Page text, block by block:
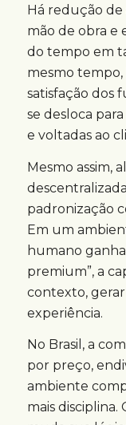
Há redução de
mão de obra e
do tempo em
mesmo
satisfação dos
se desloca
e voltadas ao
Mesmo assim,
padronização
Em um
humano
premium”, a
contexto,
experiência.
No Brasil, a
por preço,
ambiente
mais